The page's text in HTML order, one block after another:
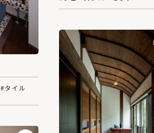
#タイル